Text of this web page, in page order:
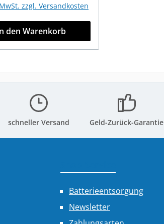
zzgl. Versandkosten
den Warenkorb
schneller Versand Geld-Zurück-Garantie
Batterieentsorgung
Newsletter